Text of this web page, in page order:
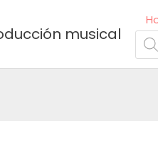
musical
de